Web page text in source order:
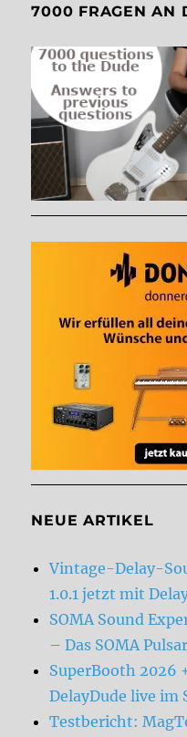
7000 FRAGEN AN
NEUE ARTIKEL
Vintage-Delay-
1.0.1 jetzt mit
SOMA Sound
– Das SOMA
SuperBooth 2026
DelayDude live im
Testbericht: